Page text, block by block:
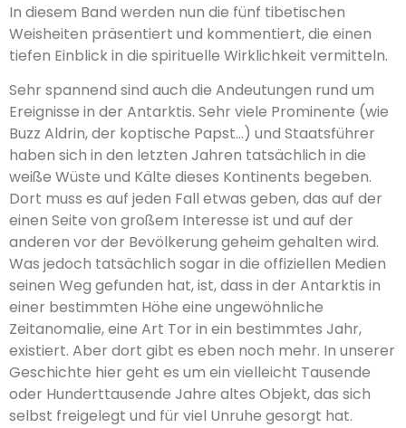
In diesem Band werden nun die fünf tibetischen
Weisheiten präsentiert und kommen­tiert, die einen
tiefen Einblick in die spirituelle Wirklichkeit vermitteln.
Sehr spannend sind auch die Andeutungen rund um
Ereignisse in der Antarktis. Sehr viele Prominente (wie
Buzz Aldrin, der koptische Papst…) und Staatsführer
haben sich in den letzten Jahren tatsächlich in die
weiße Wüste und Kälte dieses Kontinents begeben.
Dort muss es auf jeden Fall etwas geben, das auf der
einen Seite von großem Interesse ist und auf der
anderen vor der Bevölkerung geheim gehalten wird.
Was jedoch tatsächlich sogar in die offiziellen Medien
seinen Weg gefunden hat, ist, dass in der Antarktis in
einer bestimmten Höhe eine ungewöhnliche
Zeitanomalie, eine Art Tor in ein bestimmtes Jahr,
existiert. Aber dort gibt es eben noch mehr. In unserer
Geschichte hier geht es um ein vielleicht Tausende
oder Hunderttausende Jahre altes Objekt, das sich
selbst freigelegt und für viel Unruhe gesorgt hat.